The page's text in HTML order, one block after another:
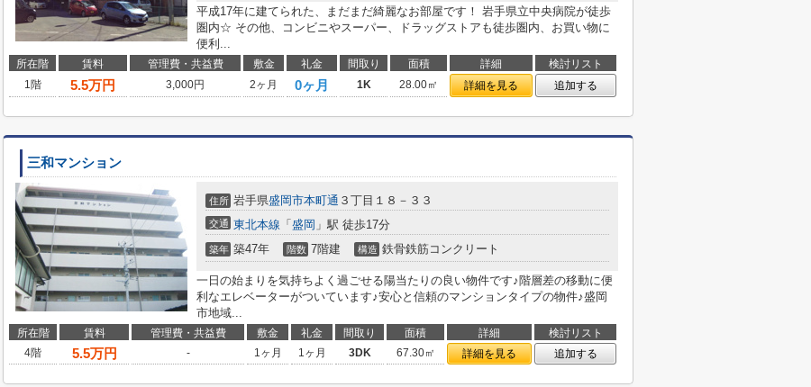
平成17年に建てられた、まだまだ綺麗なお部屋です！ 岩手県立中央病院が徒歩
圏内☆ その他、コンビニやスーパー、ドラッグストアも徒歩圏内、お買い物に
便利...
所在階 賃料 管理費・共益費 敷金 礼金 間取り 面積 詳細
検討リスト
1階
5.5万円 3,000円 2ヶ月 0ヶ月 1K 28.00㎡ 詳細を見る 追加する
三和マンション
住所 岩手県盛岡市本町通 ３丁目１８－３３
交通 東北本線 「 盛岡 」駅 徒歩17分
築年 築47年 階数 7階建 構造 鉄骨鉄筋コンクリート
一日の始まりを気持ちよく過ごせる陽当たりの良い物件です♪階層差の移動に便
利なエレベーターがついています♪安心と信頼のマンションタイプの物件♪盛岡
市地域...
所在階 賃料 管理費・共益費 敷金 礼金 間取り 面積 詳細
検討リスト
4階
5.5万円 - 1ヶ月 1ヶ月 3DK 67.30㎡ 詳細を見る 追加する